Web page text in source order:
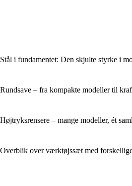
Stål i fundamentet: Den skjulte styrke i
Rundsave – fra kompakte modeller til
Højtryksrensere – mange modeller, ét
Overblik over værktøjssæt med